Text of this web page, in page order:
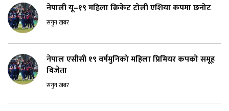
नेपाली यू–१९ महिला क्रिकेट टोली एशिया कपमा छनोट
सगुन खबर
नेपाल एसीसी १९ वर्षमुनिको महिला प्रिमियर कपको समूह
विजेता
सगुन खबर